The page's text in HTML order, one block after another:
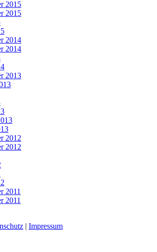
2015
2015
2014
2014
2013
2012
2012
2011
2011
| Impressum